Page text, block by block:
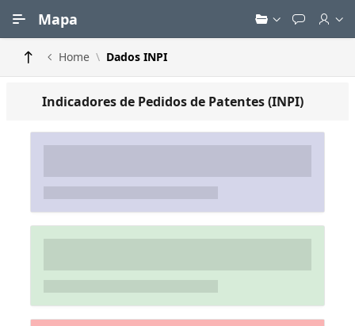
Mapa
Home Dados INPI
Indicadores de Pedidos de Patentes (INPI)